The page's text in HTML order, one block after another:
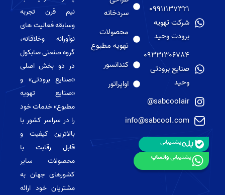
09911137321
شرکت تهویه
برودت وحید
09331306784
صنایع برودتی
وحید
sabcoolair@
info@sabcool.com
سردخانه
محصولات
تهویه مطبوع
کندانسور
اواپراتور
نیم قرن تجربه
وسابقه فعالیت های
نوآورانه وخلاقانه،
گروه صنعتی صابکول
در دو بخش اصلی
«صنایع برودتی» و
«صنایع تهویه
مطبوع» خدمات خود
را در سراسر کشور با
بالاترین کیفیت و
قابل رقابت با
محصولات سایر
کشورهای جهان به
مشتریان خود ارائه
پشتیبانی
پشتیبانیواتساپ